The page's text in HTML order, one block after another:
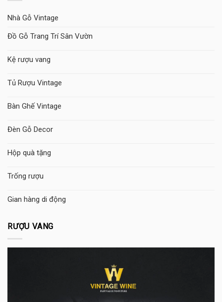
Nhà Gỗ Vintage
Đồ Gỗ Trang Trí Sân Vườn
Kệ rượu vang
Tủ Rượu Vintage
Bàn Ghế Vintage
Đèn Gỗ Decor
Hộp quà tặng
Trống rượu
Gian hàng di động
RƯỢU VANG